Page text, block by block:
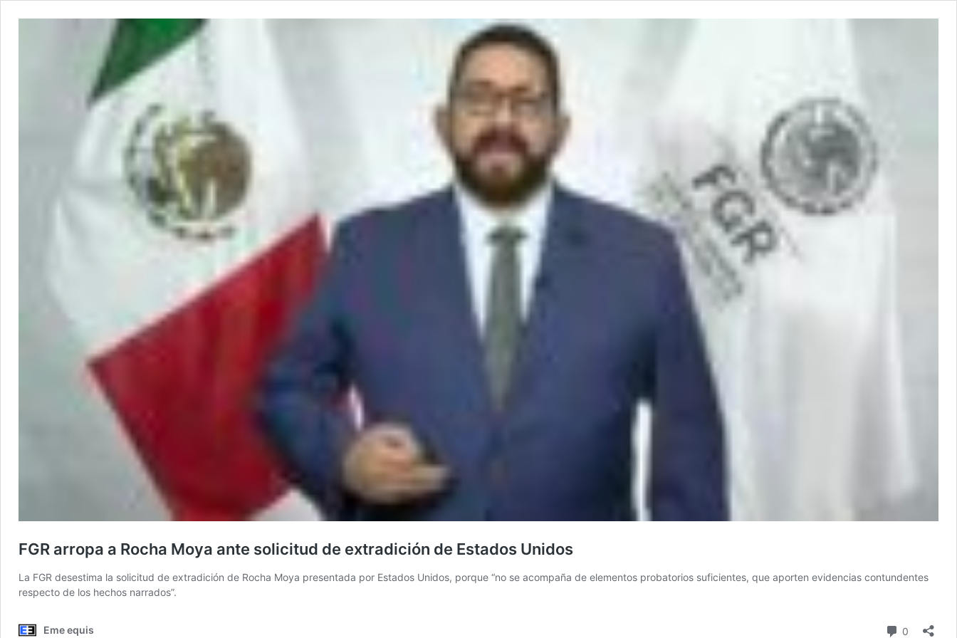
FGR arropa a Rocha Moya ante solicitud de extradición de Estados Unidos
La FGR desestima la solicitud de extradición de Rocha Moya presentada por Estados Unidos, porque “no se acompaña de elementos probatorios suficientes, que aporten evidencias contundentes
respecto de los hechos narrados”.
Eme equis 0